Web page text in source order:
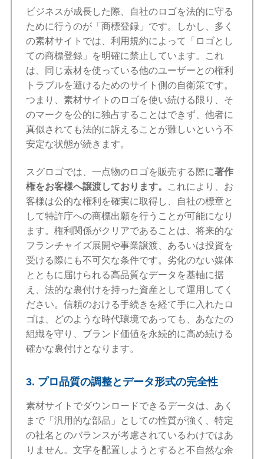
ビジネスが成長した際、自社のロゴを法的に守る
ために行うのが「商標登録」です。しかし、多く
の素材サイトでは、利用規約によって「ロゴとし
ての商標登録」を明確に禁止しています。これ
は、同じ素材を使っている他のユーザーとの権利
トラブルを避けるためのサイト側の自衛策です。
つまり、素材サイトのロゴを使い続ける限り、そ
のマークを公的に独占することはできず、他者に
真似されても法的に訴えることが難しいという不
安定な状態が続きます。
スグロゴでは、一点物のロゴを販売する際に著作
権をお客様へ譲渡しております。
これにより、お
客様は公的な権利を確実に取得し、自社の標章と
して特許庁への商標出願を行うことが可能になり
ます。権利関係がクリアであることは、将来的な
フランチャイズ展開や事業譲渡、あるいは投資を
受ける際にも不可欠な条件です。劣化のない媒体
とともに届けられる高品質なデータを基軸に据
え、法的な裏付けを持った資産として運用してく
ださい。信頼のおける手続きを経て手に入れたロ
ゴは、どのような時代環境であっても、あなたの
組織を守り、ブランド価値を永続的に高め続ける
確かな裏付けとなります。
3. プロ品質の調整とデータ形式の完全性
素材サイトでダウンロードできるデータは、あく
まで「汎用的な部品」としての性質が強く、特定
の社名とのバランスが考慮されているわけではあ
りません。文字を配置しようとすると不自然な余